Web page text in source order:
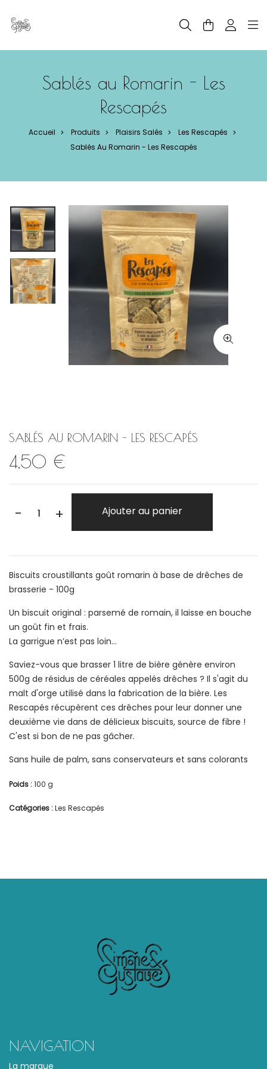
Sablés au Romarin - Les
Rescapés
Accueil > Produits > Plaisirs Salés > Les Rescapés >
Sablés Au Romarin - Les Rescapés
SABLÉS AU ROMARIN - LES RESCAPÉS
4,50 €
- + Ajouter au panier
Biscuits croustillants goût romarin à base de drêches de
brasserie - 100g
Un biscuit original : parsemé de romain, il laisse en bouche
un goût fin et frais.
La garrigue n’est pas loin…
Saviez-vous que brasser 1 litre de bière génère environ
500g de résidus de céréales appelés drêches ? Il s'agit du
malt d'orge utilisé dans la fabrication de la bière. Les
Rescapés récupèrent ces drêches pour leur donner une
deuxième vie dans de délicieux biscuits, source de fibre !
C'est si bon de ne pas gâcher.
Sans huile de palm, sans conservateurs et sans colorants
Poids :100 g
Catégories :Les Rescapés
NAVIGATION
La marque